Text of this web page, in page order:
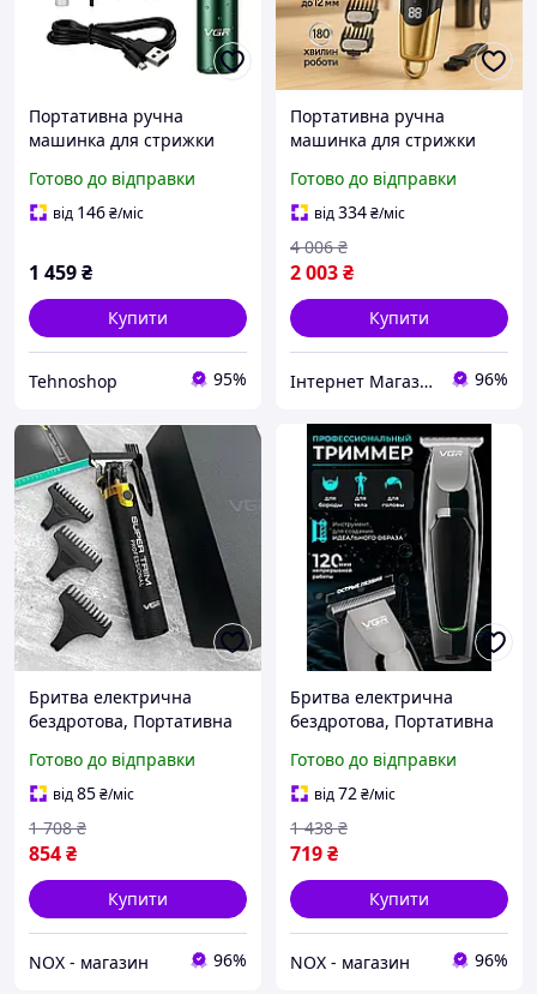
Портативна ручна
машинка для стрижки
Професійна акумуляторна
машинка Акумулятор JQ-
Готово до відправки
від 146₴/міс
1 459₴
Купити
Tehnoshop 95%
Портативна ручна
машинка для стрижки
Машинка для стрижки з
потужним акумулятором
FB-36
Готово до відправки
від334₴/міс
2 003₴
4 006 ₴
Купити
Інтернет Магазин "Tano" 96%
Бритва електрична
бездротова, Портативна
стрижки волосся (+3
насадки), NOX
Готово до відправки
від85₴/міс
854₴
1 708 ₴
Купити
NOX - магазин 96%
Бритва електрична
бездротова, Портативна
стрижки волосся (+5
насадок), NOX
Готово до відправки
від72₴/міс
719₴
1 438 ₴
Купити
NOX - магазин 96%